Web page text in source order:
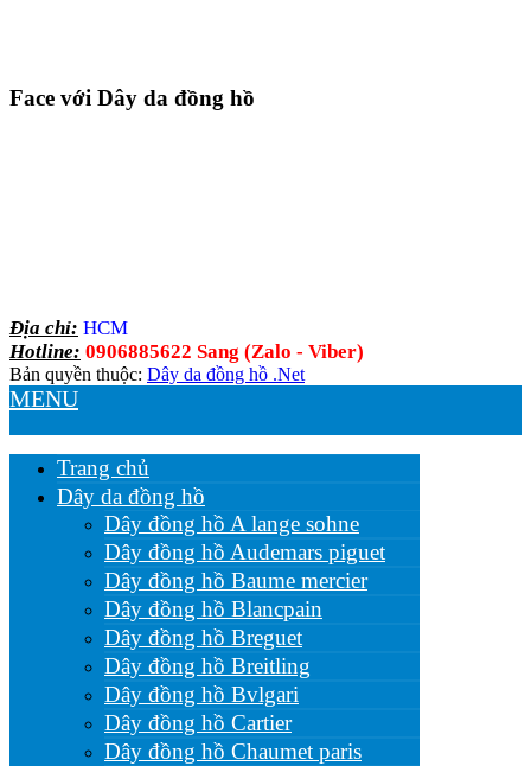
Face với Dây da đồng hồ
Địa chỉ: HCM
Hotline: 0906885622 Sang (Zalo - Viber)
Bản quyền thuộc: Dây da đồng hồ .Net
MENU
Trang chủ
Dây da đồng hồ
Dây đồng hồ A lange sohne
Dây đồng hồ Audemars piguet
Dây đồng hồ Baume mercier
Dây đồng hồ Blancpain
Dây đồng hồ Breguet
Dây đồng hồ Breitling
Dây đồng hồ Bvlgari
Dây đồng hồ Cartier
Dây đồng hồ Chaumet paris